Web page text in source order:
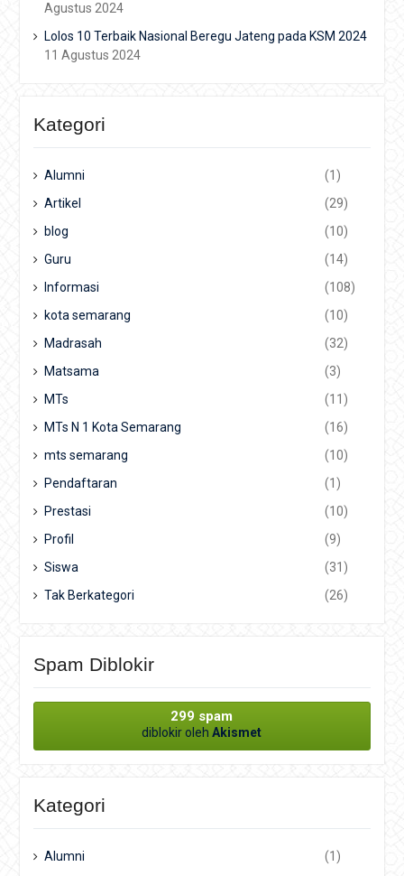
Agustus 2024
Lolos 10 Terbaik Nasional Beregu Jateng pada KSM 2024
11 Agustus 2024
Kategori
Alumni
(1)
Artikel
(29)
blog
(10)
Guru
(14)
Informasi
(108)
kota semarang
(10)
Madrasah
(32)
Matsama
(3)
MTs
(11)
MTs N 1 Kota Semarang
(16)
mts semarang
(10)
Pendaftaran
(1)
Prestasi
(10)
Profil
(9)
Siswa
(31)
Tak Berkategori
(26)
Spam Diblokir
299 spam
diblokir olehAkismet
Kategori
Alumni
(1)